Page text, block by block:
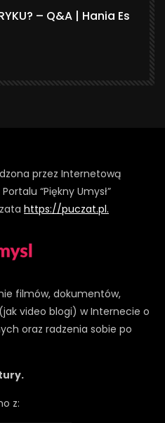
– Q&A | Hania Es
przez Internetową
“Piękny Umysł”
https://puczat.pl.
filmów, dokumentów,
video blogi) w Internecie o
oraz radzenia sobie po
z: